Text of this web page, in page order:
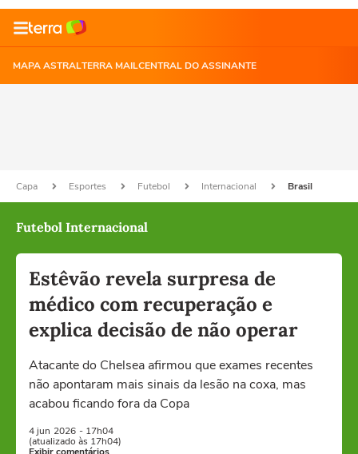
MAPA ASTRALTERRA MAILCENTRAL DO ASSINANTE
Capa Esportes Futebol Internacional Brasil
Futebol Internacional
Estêvão revela surpresa de
médico com recuperação e
explica decisão de não operar
Atacante do Chelsea afirmou que exames recentes
não apontaram mais sinais da lesão na coxa, mas
acabou ficando fora da Copa
4 jun 2026 - 17h04
(atualizado às 17h04)